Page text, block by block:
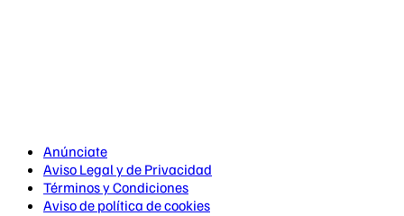
Anúnciate
Aviso Legal y de Privacidad
Términos y Condiciones
Aviso de política de cookies